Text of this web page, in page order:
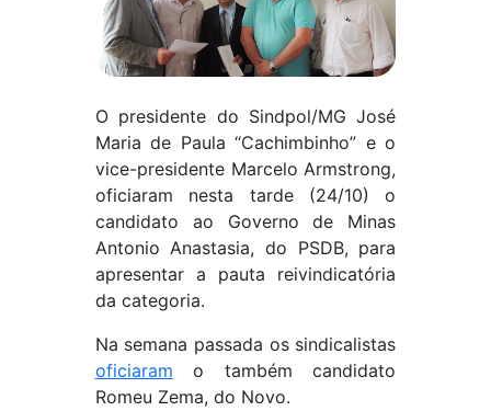
O presidente do Sindpol/MG José
Maria de Paula “Cachimbinho” e o
vice-presidente Marcelo Armstrong,
oficiaram nesta tarde (24/10) o
candidato ao Governo de Minas
Antonio Anastasia, do PSDB, para
apresentar a pauta reivindicatória
da categoria.
Na semana passada os sindicalistas
oficiaram o também candidato
Romeu Zema, do Novo.